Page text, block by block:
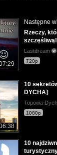
Następne
Rzeczy,
Lastdream
720p
10
DYCHA]
Topowa
1080p
10